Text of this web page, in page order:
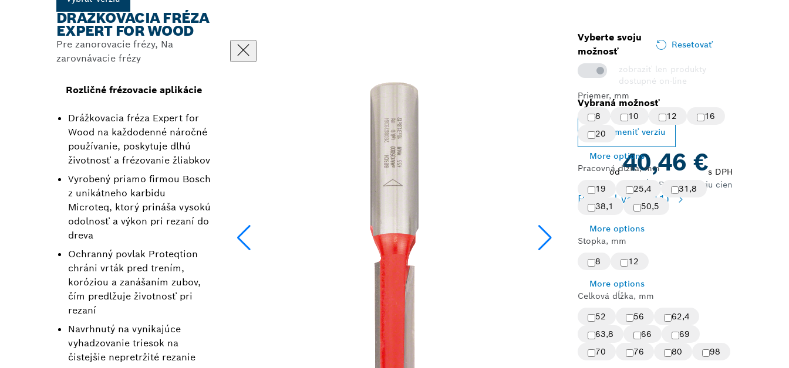
DRÁŽKOVACIA FRÉZA
EXPERT FOR WOOD
Pre zanorovacie frézy, Na
zarovnávacie frézy
Rozličné frézovacie aplikácie
Drážkovacia fréza Expert for
Wood na každodenné náročné
používanie, poskytuje dlhú
životnosť a frézovanie žliabkov
Vyrobený priamo firmou Bosch
z unikátneho karbidu
Microteq, ktorý prináša vysokú
odolnosť a výkon pri rezaní do
dreva
Ochranný povlak Proteqtion
chráni vrták pred trením,
koróziou a zanášaním zubov,
čím predlžuje životnosť pri
rezaní
Navrhnutý na vynikajúce
vyhadzovanie triesok na
čistejšie nepretržité rezanie
Vyberte svoju
možnosť
Resetovať
zobraziť len produkty
dostupné on-line
Priemer, mm
8
10 12
16
20
More options
Pracovná dĺžka, mm
19
25,4
31,8
38,1
50,5
More options
Stopka, mm
8
12
More options
Celková dĺžka, mm
52
56
62,4
63,8
66
69
70
76 80 98
Vybraná možnosť
Zmeniť verziu
od40,46 €s DPH
Pozri históriu cien
Prehľad verzií (11)